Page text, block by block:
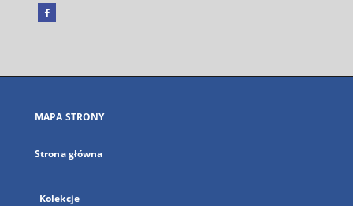
Facebook
się
karcie
MAPA STRONY
Strona główna
Kolekcje